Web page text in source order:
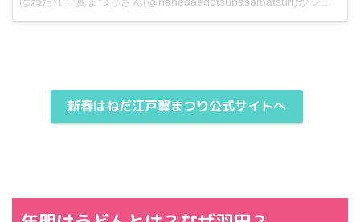
新春はねだ江戸翼まつり公式サイトへ